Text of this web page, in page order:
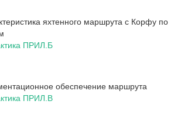
яхтенного маршрута с Корфу по
ПРИЛ.Б
обеспечение маршрута
ПРИЛ.В